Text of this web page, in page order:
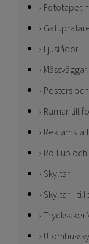
Fototapet
Ljuslådor
Posters
Ramar till
Roll up
Skyltar
Skyltar -
Trycksaker